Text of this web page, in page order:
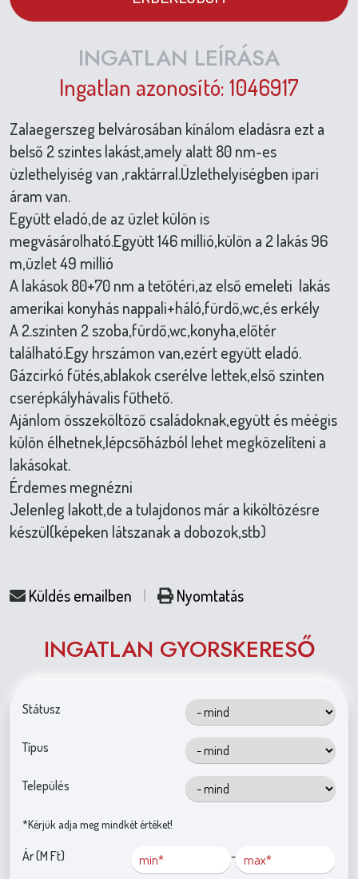
INGATLAN LEÍRÁSA
Ingatlan azonosító: 1046917
Zalaegerszeg belvárosában kínálom eladásra ezt a
belső 2 szintes lakást,amely alatt 80 nm-es
üzlethelyiség van ,raktárral.Üzlethelyiségben ipari
áram van.
Együtt eladó,de az üzlet külön is
megvásárolható.Együtt 146 millió,külön a 2 lakás 96
m,üzlet 49 millió
A lakások 80+70 nm a tetőtéri,az első emeleti lakás
amerikai konyhás nappali+háló,fürdő,wc,és erkély
A 2.szinten 2 szoba,fürdő,wc,konyha,előtér
található.Egy hrszámon van,ezért együtt eladó.
Gázcirkó fűtés,ablakok cserélve lettek,első szinten
cserépkályhávalis fűthető.
Ajánlom összeköltöző családoknak,együtt és méégis
külön élhetnek,lépcsőházból lehet megközelíteni a
lakásokat.
Érdemes megnézni
Jelenleg lakott,de a tulajdonos már a kiköltözésre
készül(képeken látszanak a dobozok,stb)
Küldés emailben | Nyomtatás
INGATLAN GYORSKERESŐ
Státusz
Típus
Település
*Kérjük adja meg mindkét értéket!
Ár (M Ft) -